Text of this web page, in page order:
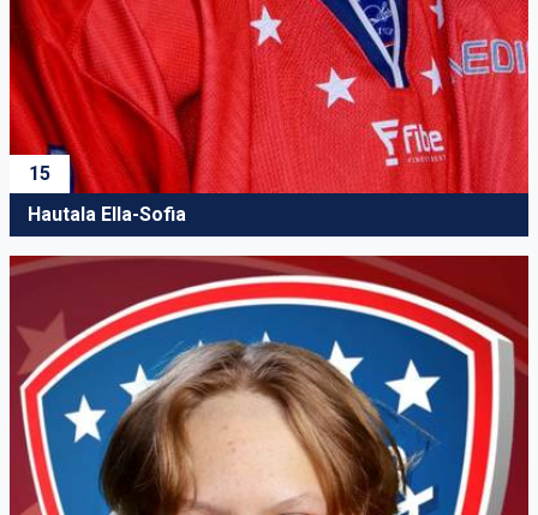
15
Hautala Ella-Sofia